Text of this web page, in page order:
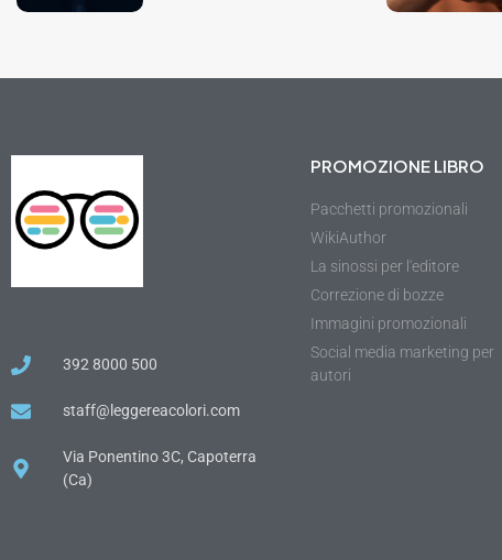
392 8000 500
staff@leggereacolori.com
Via Ponentino 3C, Capoterra
(Ca)
PROMOZIONE LIBRO
Pacchetti promozionali
WikiAuthor
La sinossi per l'editore
Correzione di bozze
Immagini promozionali
Social media marketing per
autori